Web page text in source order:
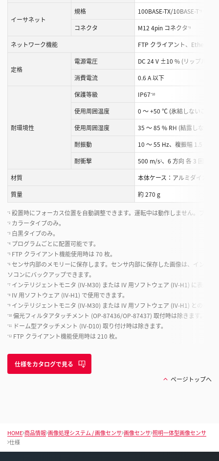
イーサネット
規格 100BASE-TX/10BASE-T
コネクタ M12 4pin コネクタ *9
ネットワーク機能 FTP クライアント、
定格
電源電圧
DC 24 V ±10 % (リップル含
消費電流
0.6 A 以下
耐環境性
保護等級 IP67*10
使用周囲温度
0 ～ +50 ℃ (氷結しないこと)
使用周囲湿度
35 ～ 85 % RH (結露しないこ
耐振動
10 ～ 55 Hz、複振幅 1.5 mm
耐衝撃
500 m/s2、6 方向 各 3 回
材質
本体ケース：アルミダイカス
質量
約 270 g
*1 設置時にフォーカス位置を自動調整できます。運転中は動作しません。プロ
*2 カラータイプのみ。
*3 白黒タイプのみ。
*4 プログラムごとに配置可能です。
*5 FTP クライアント機能使用時は 70 枚。
*6 センサ内部のメモリーに保存します。センサ内部に保存した画像は、インテ
ソコンにバックアップできます。
*7 インテリジェントモニタ (IV-M30) または IV 用ソフトウェア (IV-H1) に表示で
*8 IV 用ソフトウェア (IV-H1) で使用できます。
*9 インテリジェントモニタ (IV-M30) または IV 用ソフトウェア (IV-H1) との接続
*10 偏光フィルタアタッチメント (OP-87436/OP-87437) 取付時は除きます。
*11 ドーム型アタッチメント (IV-D10) 取り付け時は除きます。
*12 FTP クライアント機能使用時は 210 枚。
仕様をカタログで見る
ページトップへ
HOME 商品情報 画像処理システム / 画像センサ 画像センサ 照明一体型画像センサ
仕様